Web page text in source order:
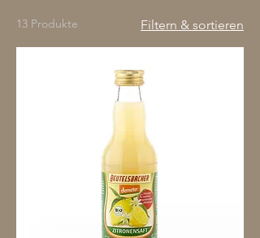
13 Produkte Filtern & sortieren